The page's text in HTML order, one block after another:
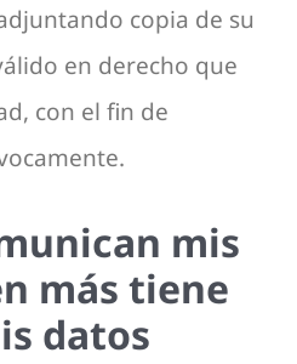
copia de su
en derecho que
con el fin de
mis
más tiene
datos